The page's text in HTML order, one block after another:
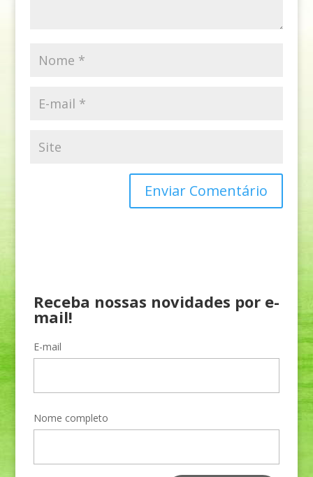
Receba nossas novidades por e-
mail!
E-mail
Nome completo